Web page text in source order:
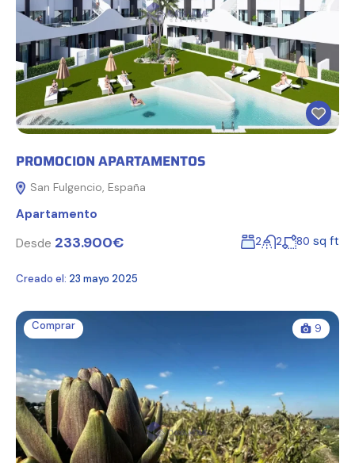
PROMOCION APARTAMENTOS
San Fulgencio, España
Apartamento
Desde 233.900€ 2 2 80 sq ft
Creado el: 23 mayo 2025
Comprar 9